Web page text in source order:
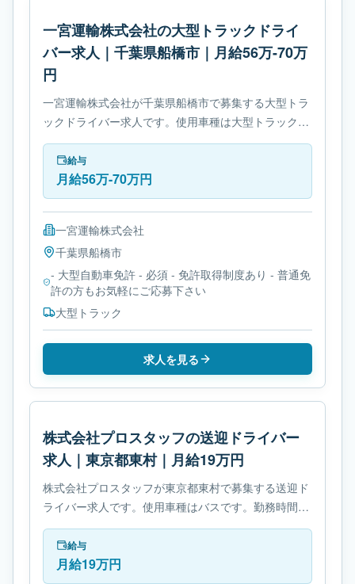
一宮運輸株式会社の大型トラックドライ
バー求人｜千葉県船橋市｜月給56万-70万
円
一宮運輸株式会社が千葉県船橋市で募集する大型トラ
ックドライバー求人です。使用車種は大型トラックで
す。勤務時間は- 変形労働時間制です。必要免許は- 大
型自動車免許です。
給与
月給56万-70万円
一宮運輸株式会社
千葉県船橋市
- 大型自動車免許 - 必須 - 免許取得制度あり - 普通免
許の方もお気軽にご応募下さい
大型トラック
求人を見る
株式会社プロスタッフの送迎ドライバー
求人｜東京都東村｜月給19万円
株式会社プロスタッフが東京都東村で募集する送迎ド
ライバー求人です。使用車種はバスです。勤務時間
は- 変形労働時間制です。必要免許は- 中型自動車免許
です。給与
月給19万円